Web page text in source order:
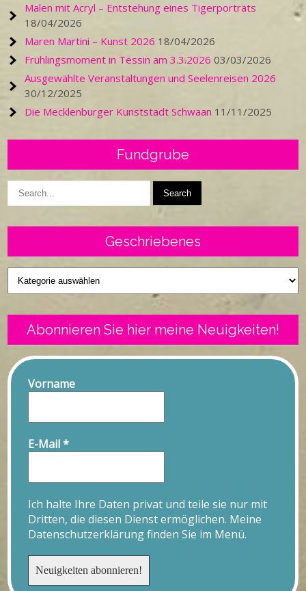
Malen mit Acryl – Entstehung eines Tigerporträts
18/04/2026
Maren Martini – Kunst 2026 18/04/2026
Frühlingsmoment in Tessin am 3.3.2026 03/03/2026
Ausgewählte Veranstaltungen und Seelenreisen 2026
30/12/2025
Die Mecklenburger Kunststadt Schwaan 11/11/2025
Fundgrube
Geschriebenes
Geschriebenes
Abonnieren Sie hier meine Neuigkeiten!
Vorname
E-Mail*
Ich halte Ihre Daten privat und teile sie nur mit
Dritten, die diesen Dienst ermöglichen. Meine
Datenschutzerklärung finden Sie im Menü.